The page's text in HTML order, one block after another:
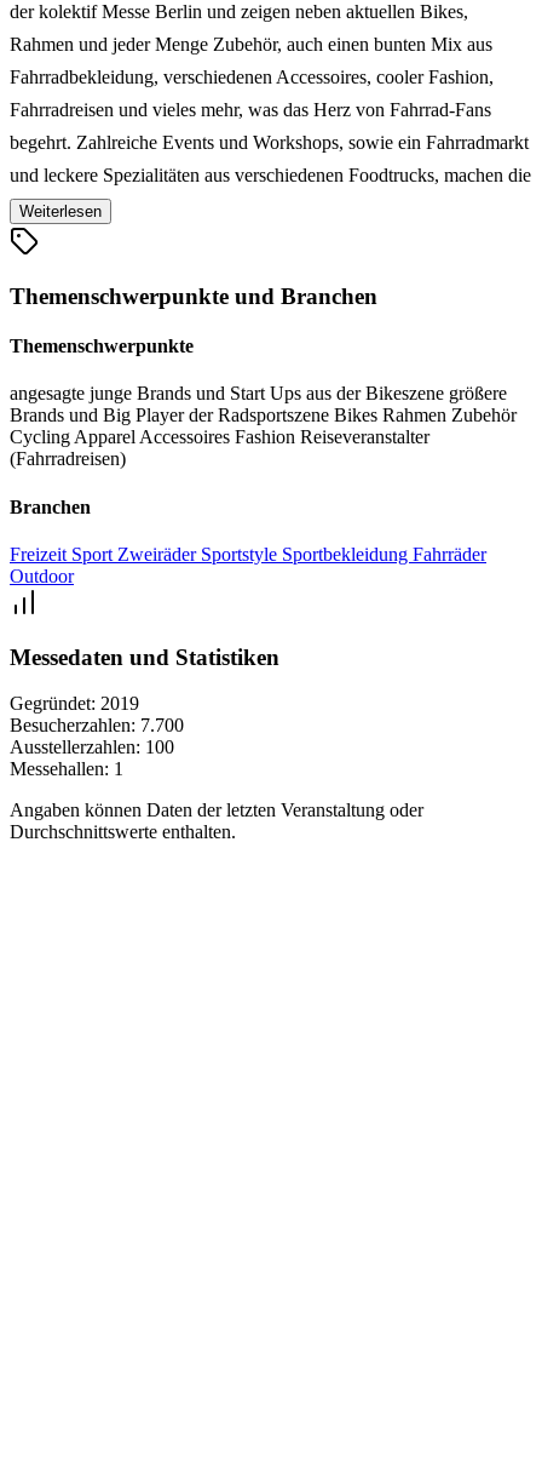
der kolektif Messe Berlin und zeigen neben aktuellen Bikes,
Rahmen und jeder Menge Zubehör, auch einen bunten Mix aus
Fahrradbekleidung, verschiedenen Accessoires, cooler Fashion,
Fahrradreisen und vieles mehr, was das Herz von Fahrrad-Fans
begehrt. Zahlreiche Events und Workshops, sowie ein Fahrradmarkt
und leckere Spezialitäten aus verschiedenen Foodtrucks, machen die
Fahrradmesse kolektif in Berlin darüber hinaus zu einem
informativen und unterhaltsamen Treffpunkt für Fahrradbegeisterte
Weiterlesen
Themenschwerpunkte und Branchen
Themenschwerpunkte
angesagte junge Brands und Start Ups aus der Bikeszene größere
Brands und Big Player der Radsportszene Bikes Rahmen Zubehör
Cycling Apparel Accessoires Fashion Reiseveranstalter
(Fahrradreisen)
Branchen
Freizeit Sport Zweiräder Sportstyle Sportbekleidung Fahrräder
Outdoor
Messedaten und Statistiken
Gegründet: 2019
Besucherzahlen: 7.700
Ausstellerzahlen: 100
Messehallen: 1
Angaben können Daten der letzten Veranstaltung oder
Durchschnittswerte enthalten.